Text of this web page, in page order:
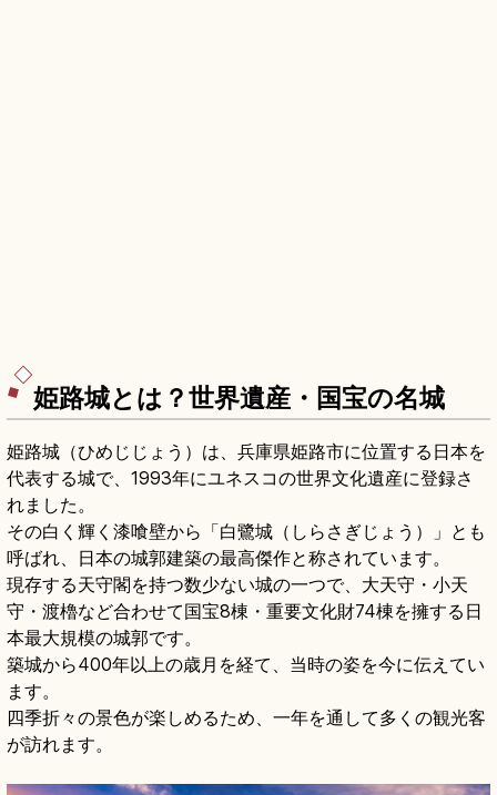
姫路城とは？世界遺産・国宝の名城
姫路城（ひめじじょう）は、兵庫県姫路市に位置する日本を
代表する城で、1993年にユネスコの世界文化遺産に登録さ
れました。
その白く輝く漆喰壁から「白鷺城（しらさぎじょう）」とも
呼ばれ、日本の城郭建築の最高傑作と称されています。
現存する天守閣を持つ数少ない城の一つで、大天守・小天
守・渡櫓など合わせて国宝8棟・重要文化財74棟を擁する日
本最大規模の城郭です。
築城から400年以上の歳月を経て、当時の姿を今に伝えてい
ます。
四季折々の景色が楽しめるため、一年を通して多くの観光客
が訪れます。